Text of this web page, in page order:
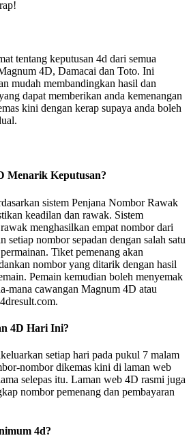
tentang keputusan 4d dari semua
4D, Damacai dan Toto. Ini
mudah membandingkan hasil dan
dapat memberikan anda kemenangan
kini dengan kerap supaya anda boleh
Menarik Keputusan?
sistem Penjana Nombor Rawak
keadilan dan rawak. Sistem
menghasilkan empat nombor dari
setiap nombor sepadan dengan salah satu
Tiket pemenang akan
nombor yang ditarik dengan hasil
Pemain kemudian boleh menyemak
mana cawangan Magnum 4D atau
4D Hari Ini?
setiap hari pada pukul 7 malam
nombor dikemas kini di laman web
selepas itu. Laman web 4D rasmi juga
nombor pemenang dan pembayaran
4d?